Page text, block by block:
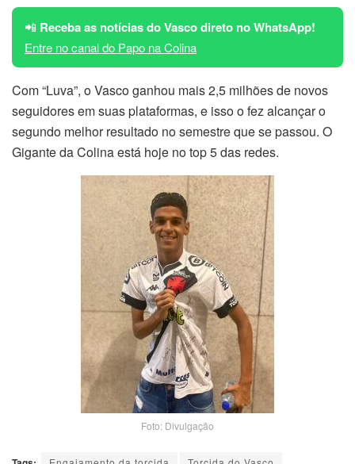
📲 Receba as notícias do Vasco direto no WhatsApp!
Entre no canal do Papo na Colina
Com “Luva”, o Vasco ganhou mais 2,5 milhões de novos
seguidores em suas plataformas, e isso o fez alcançar o
segundo melhor resultado no semestre que se passou. O
Gigante da Colina está hoje no top 5 das redes.
Foto: Divulgação